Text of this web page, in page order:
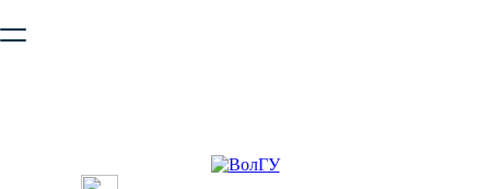
безопасную работу с сайтом. Пожалуйста